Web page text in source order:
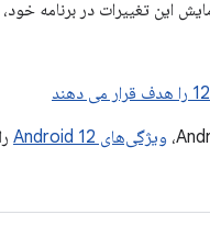
این تغییرات در برنامه
ویژگی‌های Android 12